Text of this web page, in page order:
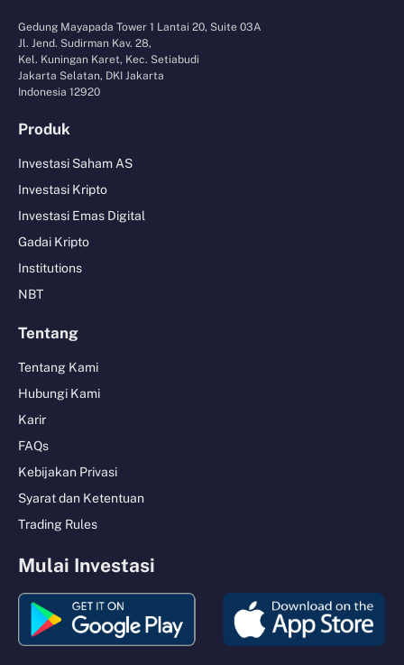
Gedung Mayapada Tower 1 Lantai 20, Suite 03A
Jl. Jend. Sudirman Kav. 28,
Kel. Kuningan Karet, Kec. Setiabudi
Jakarta Selatan, DKI Jakarta
Indonesia 12920
Produk
Investasi Saham AS
Investasi Kripto
Investasi Emas Digital
Gadai Kripto
Institutions
NBT
Tentang
Tentang Kami
Hubungi Kami
Karir
FAQs
Kebijakan Privasi
Syarat dan Ketentuan
Trading Rules
Mulai Investasi